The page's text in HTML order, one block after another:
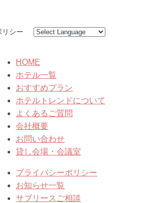
リシー
HOME
ホテル一覧
おすすめプラン
ホテルトレンドについて
よくあるご質問
会社概要
お問い合わせ
貸し会場・会議室
プライバシーポリシー
お知らせ一覧
サブリースご相談